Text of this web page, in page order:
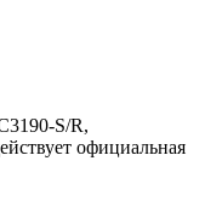
S/R,
официальная